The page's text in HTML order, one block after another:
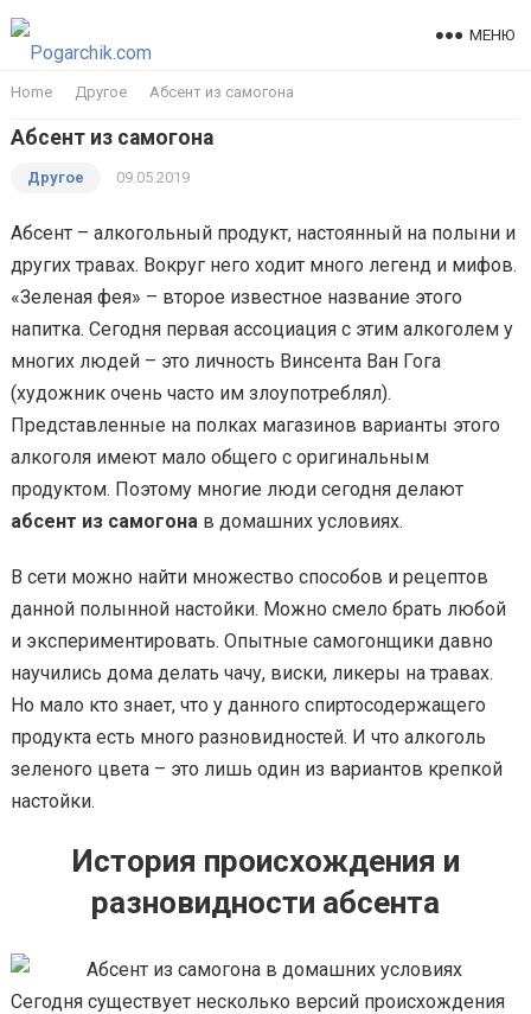
МЕНЮ
Home Другое Абсент из самогона
Абсент из самогона
Другое 09.05.2019
Абсент – алкогольный продукт, настоянный на полыни и
других травах. Вокруг него ходит много легенд и мифов.
«Зеленая фея» – второе известное название этого
напитка. Сегодня первая ассоциация с этим алкоголем у
многих людей – это личность Винсента Ван Гога
(художник очень часто им злоупотреблял).
Представленные на полках магазинов варианты этого
алкоголя имеют мало общего с оригинальным
продуктом. Поэтому многие люди сегодня делают
абсент из самогонав домашних условиях.
В сети можно найти множество способов и рецептов
данной полынной настойки. Можно смело брать любой
и экспериментировать. Опытные самогонщики давно
научились дома делать чачу, виски, ликеры на травах.
Но мало кто знает, что у данного спиртосодержащего
продукта есть много разновидностей. И что алкоголь
зеленого цвета – это лишь один из вариантов крепкой
настойки.
История происхождения и
разновидности абсента
Сегодня существует несколько версий происхождения